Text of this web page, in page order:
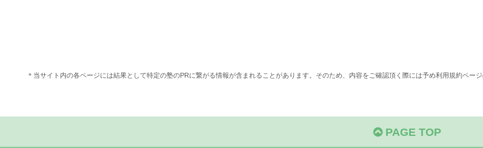
＊当サイト内の各ページには結果として特定の塾のPRに繋がる情報が含まれることがあります。そのため、内容をご確認頂く際には予め利用規約ペー
PAGE TOP